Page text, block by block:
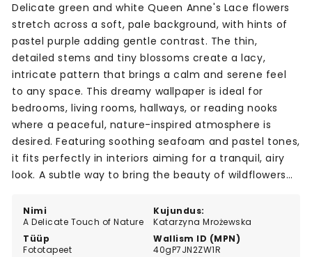
Nimi
A Delicate Touch of Nature
Kujundus:
Katarzyna Mrożewska
Tüüp
Fototapeet
Wallism ID (MPN)
40gP7JN2ZW1R
Delicate green and white Queen Anne's Lace flowers
stretch across a soft, pale background, with hints of
pastel purple adding gentle contrast. The thin,
detailed stems and tiny blossoms create a lacy,
intricate pattern that brings a calm and serene feel
to any space. This dreamy wallpaper is ideal for
bedrooms, living rooms, hallways, or reading nooks
where a peaceful, nature-inspired atmosphere is
desired. Featuring soothing seafoam and pastel tones,
it fits perfectly in interiors aiming for a tranquil, airy
look. A subtle way to bring the beauty of wildflowers